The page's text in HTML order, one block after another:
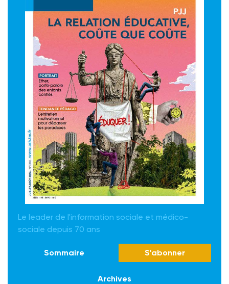
Le leader de l'information sociale et médico-
sociale depuis 70 ans
Sommaire S'abonner
Archives